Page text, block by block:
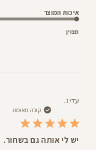
איכות המוצר
מצוין
עדי נ.
קונה מאומת
יש לי אותה גם בשחור.